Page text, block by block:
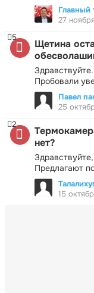
Главный
27
Щетина
Пробовали
5
Павел
25
нет?
Предлагают
2
15